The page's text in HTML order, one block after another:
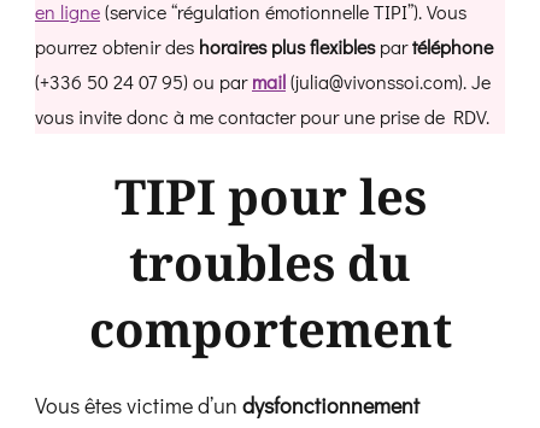
en ligne(service “régulation émotionnelle TIPI”). Vous
pourrez obtenir des horaires plus flexiblespartéléphone
(+336 50 24 07 95) ou parmail(julia@vivonssoi.com). Je
vous invite donc à me contacter pour une prise de RDV.
TIPI pour les
troubles du
comportement
Vous êtes victime d’un dysfonctionnement